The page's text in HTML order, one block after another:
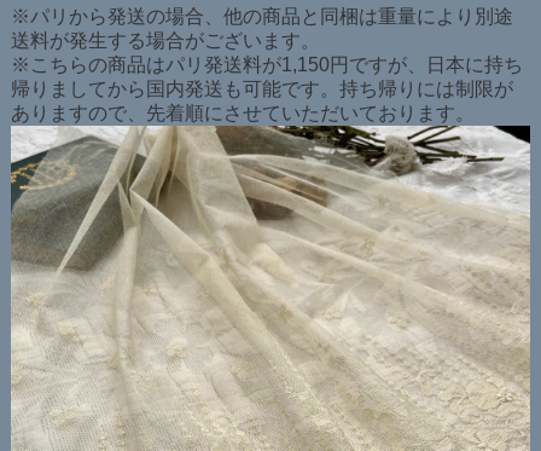
※パリから発送の場合、他の商品と同梱は重量により別途
送料が発生する場合がございます。
※こちらの商品はパリ発送料が1,150円ですが、日本に持ち
帰りましてから国内発送も可能です。持ち帰りには制限が
ありますので、先着順にさせていただいております。